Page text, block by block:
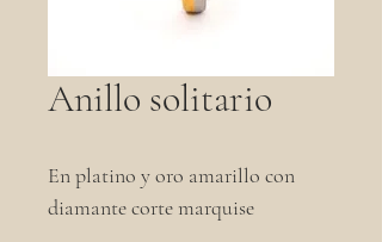
Anillo solitario
En platino y oro amarillo con
diamante corte marquise